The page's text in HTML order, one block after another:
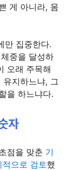
게 아니라, 몸
만 집중한다.
중을 달성하
오래 주목해
유지하느냐, 그
을 하느냐다.
자
점을 맞춘 기
으로 검토했